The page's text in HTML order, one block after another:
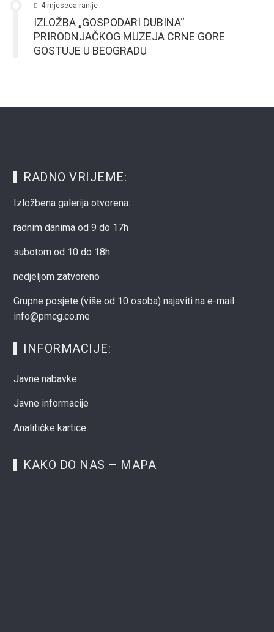
4 mjeseca ranije
IZLOŽBA „GOSPODARI DUBINA“
PRIRODNJAČKOG MUZEJA CRNE GORE
GOSTUJE U BEOGRADU
RADNO VRIJEME:
Izložbena galerija otvorena:
radnim danima od 9 do 17h
subotom od 10 do 18h
nedjeljom zatvoreno
Grupne posjete (više od 10 osoba) najaviti na e-mail:
info@pmcg.co.me
INFORMACIJE:
Javne nabavke
Javne informacije
Analitičke kartice
KAKO DO NAS – MAPA